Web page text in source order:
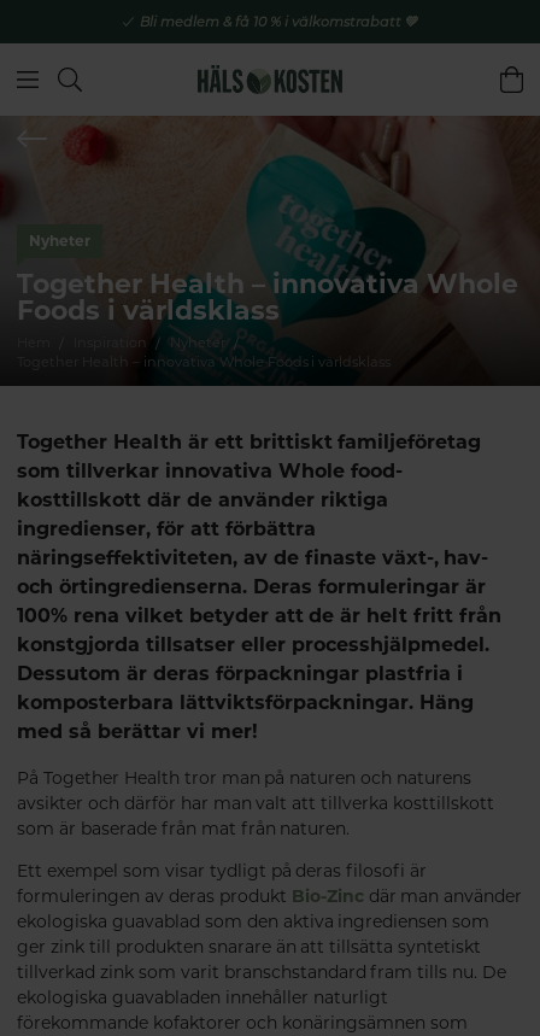
Bli medlem & få 10 % i välkomstrabatt 💚
Nyheter
Together Health – innovativa Whole
Foods i världsklass
Inspiration
Nyheter
Together Health – innovativa Whole Foods i världsklass
Together Health är ett brittiskt familjeföretag
som tillverkar innovativa Whole food-
kosttillskott där de använder riktiga
ingredienser, för att förbättra
näringseffektiviteten, av de finaste växt-, hav-
och örtingredienserna. Deras formuleringar är
100% rena vilket betyder att de är helt fritt från
konstgjorda tillsatser eller processhjälpmedel.
Dessutom är deras förpackningar plastfria i
komposterbara lättviktsförpackningar. Häng
med så berättar vi mer!
På Together Health tror man på naturen och naturens
avsikter och därför har man valt att tillverka kosttillskott
som är baserade från mat från naturen.
Ett exempel som visar tydligt på deras filosofi är
formuleringen av deras produkt Bio-Zinc där man använder
ekologiska guavablad som den aktiva ingrediensen som
ger zink till produkten snarare än att tillsätta syntetiskt
tillverkad zink som varit branschstandard fram tills nu. De
ekologiska guavabladen innehåller naturligt
förekommande kofaktorer och konäringsämnen som